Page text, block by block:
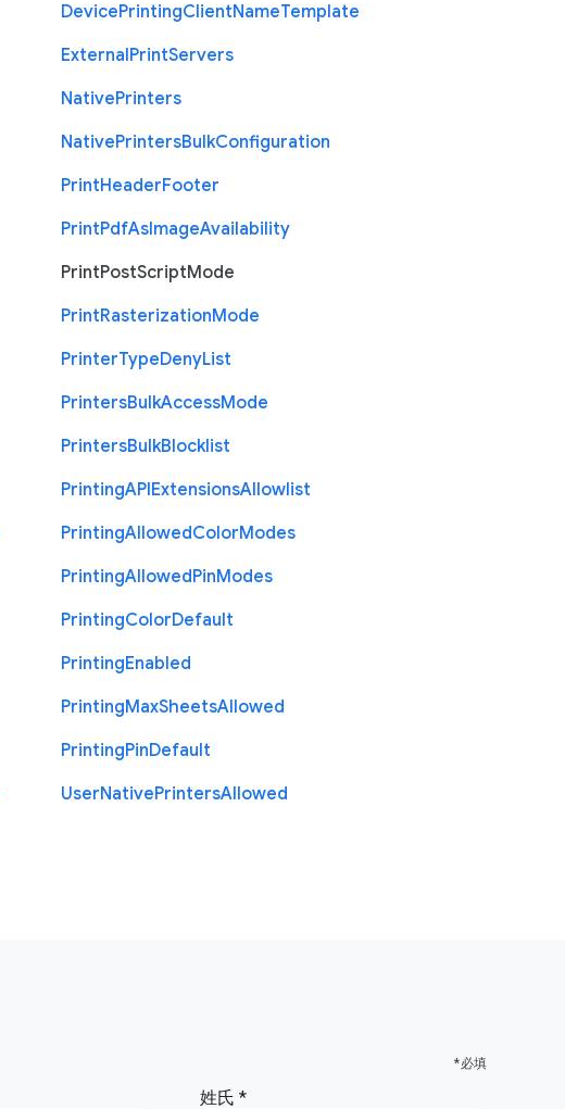
DevicePrintingClientNameTemplate
ExternalPrintServers
NativePrinters
NativePrintersBulkConfiguration
PrintHeaderFooter
PrintPdfAsImageAvailability
PrintPostScriptMode
PrintRasterizationMode
PrinterTypeDenyList
PrintersBulkAccessMode
PrintersBulkBlocklist
PrintingAPIExtensionsAllowlist
PrintingAllowedColorModes
PrintingAllowedPinModes
PrintingColorDefault
PrintingEnabled
PrintingMaxSheetsAllowed
PrintingPinDefault
UserNativePrintersAllowed
*必填
姓氏